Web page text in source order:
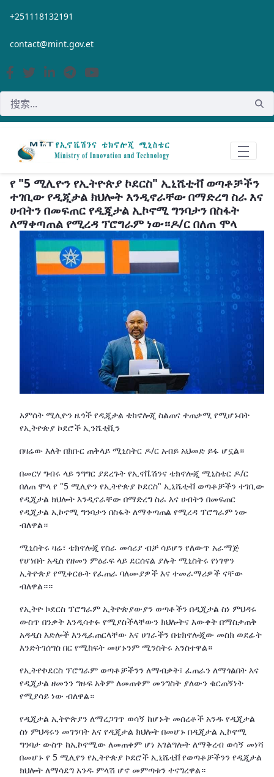
跳转到主内容
+251118132191
contact@mint.gov.et
የ "5 ሚሊዮን የኢትዮጵያ ኮደርስ" ኢኒሼቲቭ ወጣቶቻችን
ተገቢው የዲጂታል ክህሎት እንዲኖራቸው በማድረግ ስራ እና
ሀብትን በመፍጠር የዲጂታል ኢኮኖሚ ግንባታን በስፋት
ለማቀጣጠል የሚረዳ ፕሮግራም ነው።ዶ/ር በለጠ ሞላ
አምሰት ሚሊዮን ዜጎች የዲጂታል ቴክኖሎጂ ስልጠና ተጠቃሚ የሚሆኑበት
የኢትዮጵያ ኮደሮች ኢንሼቲቪን
በዛሬው እለት በክቡር ጠቅላይ ሚኒስትር ዶ/ር አብይ አህመድ ይፋ ሆኗል።
በመርሃ ግብሩ ላይ ንግግር ያደረጉት የኢኖቬሽንና ቴክኖሎጂ ሚኒስቴር ዶ/ር
በለጠ ሞላ የ "5 ሚሊዮን የኢትዮጵያ ኮደርስ" ኢኒሼቲቭ ወጣቶቻችን ተገቢው
የዲጂታል ክህሎት እንዲኖራቸው በማድረግ ስራ እና ሀብትን በመፍጠር
የዲጂታል ኢኮኖሚ ግንባታን በስፋት ለማቀጣጠል የሚረዳ ፕሮግራም ነው
ብለዋል።
ሚኒስትሩ ዛሬ፣ ቴክኖሎጂ የስራ መሳሪያ ብቻ ሳይሆን የለውጥ አራማጅ
የሆነበት አዲስ የዘመን ምዕራፍ ላይ ደርሰናል ያሉት ሚኒስትሩ የነገዋን
ኢትዮጵያ የሚቀርፁት የፈጠራ ባለሙያዎች እና ተመራማሪዎች ናቸው
ብለዋል።።
የኢትዮ ኮደርስ ፕሮግራም ኢትዮጵያውያን ወጣቶችን በዲጂታል ስነ ምህዳሩ
ውስጥ በንቃት እንዲሳተፉ የሚያስችላቸውን ክህሎትና እውቀት በማስታጠቅ
አዳዲስ እድሎች እንዲፈጠርላቸው እና ሀገራችን በቴክኖሎጂው መስክ ወደፊት
እንድትገሰግስ በር የሚከፍት መሆኑንም ሚንስትሩ አንስተዋል።
የኢትዮኮደርስ ፕሮግራም ወጣቶቻችንን ለማብቃት፣ ፈጠራን ለማጎልበት እና
የዲጂታል ዘመንን ግዙፍ አቅም ለመጠቀም መንግስት ያለውን ቁርጠኝነት
የሚያሳይ ነው ብለዋል።
የዲጂታል ኢትዮጵያን ለማረጋገጥ ወሳኝ ከሆኑት መሰረቶች አንዱ የዲጂታል
ስነ ምህዳሩን መገንባት እና የዲጂታል ክህሎት በመሆኑ በዲጂታል ኢኮኖሚ
ግንባታ ውስጥ ከኢኮኖሚው ለመጠቀም ሆነ አገልግሎት ለማቅረብ ወሳኝ መነሻ
በመሆኑ የ 5 ሚሊየን የኢትዮጵያ ኮደሮች ኢኒሼቲቨ የወጣቶቻችንን የዲጂታል
ክህሎት ለማሳደግ አንዱ ምላሽ ሆኖ መምጣቱን ተናግረዋል።